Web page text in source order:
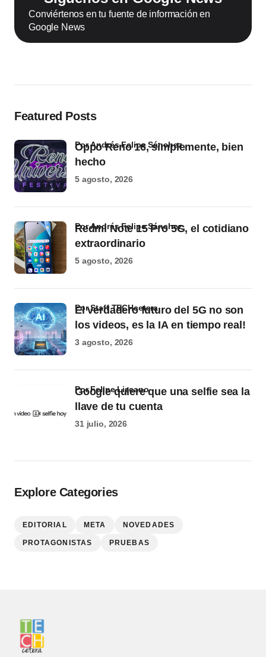
Conviértenos en tu fuente de información en
Google News
Featured Posts
Oppo Reno 16, simplemente, bien
hecho
por Andrés Felipe Sánchez
5 agosto, 2026
Redmi Note 15 Pro 5G, el cotidiano
extraordinario
por Andrés Felipe Sánchez
5 agosto, 2026
El verdadero futuro del 5G no son
los videos, es la IA en tiempo real!
por Staff TECHcetera
3 agosto, 2026
Google quiere que una selfie sea la
llave de tu cuenta
por Felipe Lizcano
31 julio, 2026
Explore Categories
EDITORIAL META NOVEDADES
PROTAGONISTAS PRUEBAS